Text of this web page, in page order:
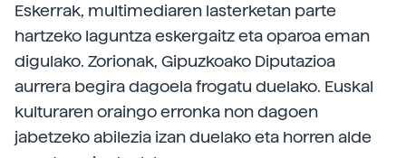
Eskerrak, multimediaren lasterketan parte
hartzeko laguntza eskergaitz eta oparoa eman
digulako. Zorionak, Gipuzkoako Diputazioa
aurrera begira dagoela frogatu duelako. Euskal
kulturaren oraingo erronka non dagoen
jabetzeko abilezia izan duelako eta horren alde